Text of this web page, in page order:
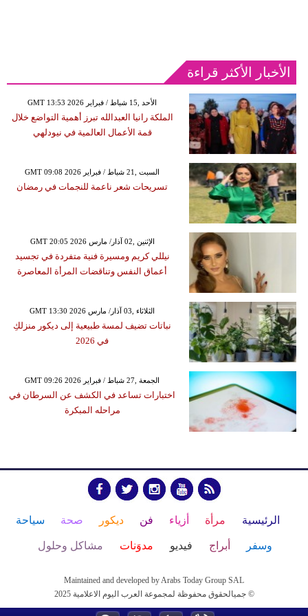
الأخبار الأكثر قراءة
GMT 13:53 2026 الأحد ,15 شباط / فبراير
الملكة رانيا العبدالله تبرز أهمية التواضع خلال
قمة الأعمال العالمية في نيودلهي
GMT 09:08 2026 السبت ,21 شباط / فبراير
تسريحات شعر ناعمة للنجمات في رمضان
GMT 20:05 2026 الإثنين ,02 آذار/ مارس
نيللي كريم ومسيرة فنية متفردة في تجسيد
أعماق النفس وتناقضات المرأة المعاصرة
GMT 13:30 2026 الثلاثاء ,03 آذار/ مارس
نباتات تضيف لمسة طبيعية إلى ديكور منزلكِ
في 2026
GMT 09:26 2026 الجمعة ,27 شباط / فبراير
اختبارات تساعد في الكشف عن السرطان في
مراحله المبكرة
الرئيسية مرأة أزياء فن ديكور صحة سياحة
وسفر أبراج فيديو مدوَنات مشاكل وحلول
Maintained and developed by Arabs Today Group SAL
جميالحقوق محفوظة لمجموعة العرب اليوم الاعلامية 2025 ©